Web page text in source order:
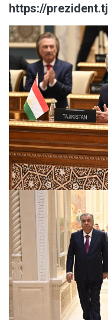
https://prezident.tj